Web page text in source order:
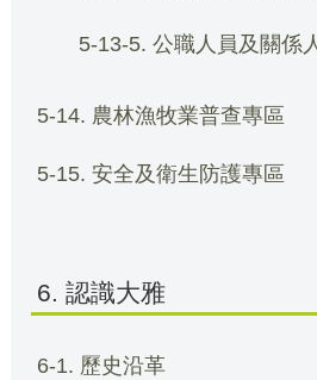
5-13-5. 公職人員及關係
5-14. 農林漁牧業普查專區
5-15. 安全及衛生防護專區
6. 認識大雅
6-1. 歷史沿革